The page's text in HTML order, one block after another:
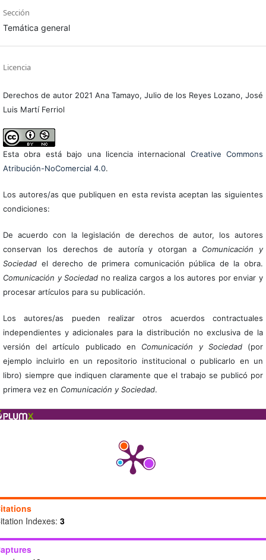
Sección
Temática general
Licencia
Derechos de autor 2021 Ana Tamayo, Julio de los Reyes Lozano, José
Luis Martí Ferriol
Esta obra está bajo una licencia internacional Creative Commons
Atribución-NoComercial 4.0.
Los autores/as que publiquen en esta revista aceptan las siguientes
condiciones:
De acuerdo con la legislación de derechos de autor, los autores
conservan los derechos de autoría y otorgan a Comunicación y
Sociedadel derecho de primera comunicación pública de la obra.
Comunicación y Sociedad no realiza cargos a los autores por enviar y
procesar artículos para su publicación.
Los autores/as pueden realizar otros acuerdos contractuales
independientes y adicionales para la distribución no exclusiva de la
versión del artículo publicado en Comunicación y Sociedad(por
ejemplo incluirlo en un repositorio institucional o publicarlo en un
libro) siempre que indiquen claramente que el trabajo se publicó por
primera vez en Comunicación y Sociedad.
Indexes: 3